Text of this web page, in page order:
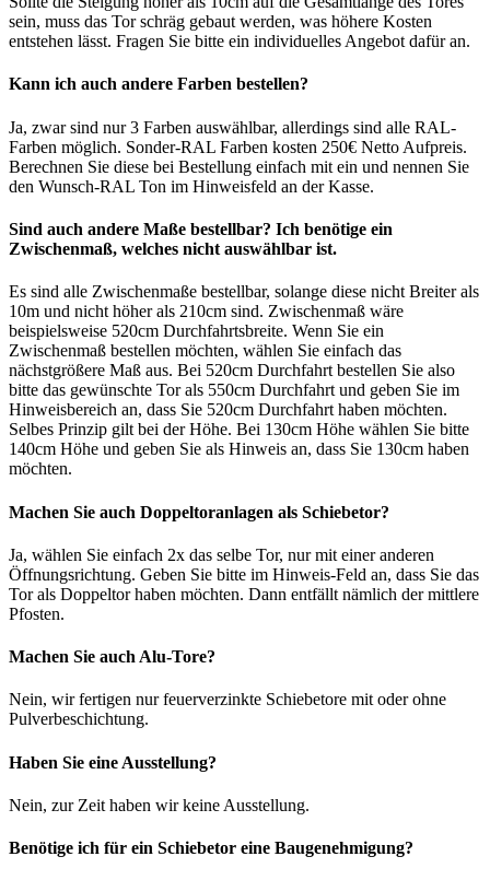
sein, muss das Tor schräg gebaut werden, was höhere Kosten
entstehen lässt. Fragen Sie bitte ein individuelles Angebot dafür an.
Kann ich auch andere Farben bestellen?
Ja, zwar sind nur 3 Farben auswählbar, allerdings sind alle RAL-
Farben möglich. Sonder-RAL Farben kosten 250€ Netto Aufpreis.
Berechnen Sie diese bei Bestellung einfach mit ein und nennen Sie
den Wunsch-RAL Ton im Hinweisfeld an der Kasse.
Sind auch andere Maße bestellbar? Ich benötige ein
Zwischenmaß, welches nicht auswählbar ist.
Es sind alle Zwischenmaße bestellbar, solange diese nicht Breiter als
10m und nicht höher als 210cm sind. Zwischenmaß wäre
beispielsweise 520cm Durchfahrtsbreite. Wenn Sie ein
Zwischenmaß bestellen möchten, wählen Sie einfach das
nächstgrößere Maß aus. Bei 520cm Durchfahrt bestellen Sie also
bitte das gewünschte Tor als 550cm Durchfahrt und geben Sie im
Hinweisbereich an, dass Sie 520cm Durchfahrt haben möchten.
Selbes Prinzip gilt bei der Höhe. Bei 130cm Höhe wählen Sie bitte
140cm Höhe und geben Sie als Hinweis an, dass Sie 130cm haben
möchten.
Machen Sie auch Doppeltoranlagen als Schiebetor?
Ja, wählen Sie einfach 2x das selbe Tor, nur mit einer anderen
Öffnungsrichtung. Geben Sie bitte im Hinweis-Feld an, dass Sie das
Tor als Doppeltor haben möchten. Dann entfällt nämlich der mittlere
Pfosten.
Machen Sie auch Alu-Tore?
Nein, wir fertigen nur feuerverzinkte Schiebetore mit oder ohne
Pulverbeschichtung.
Haben Sie eine Ausstellung?
Nein, zur Zeit haben wir keine Ausstellung.
Benötige ich für ein Schiebetor eine Baugenehmigung?